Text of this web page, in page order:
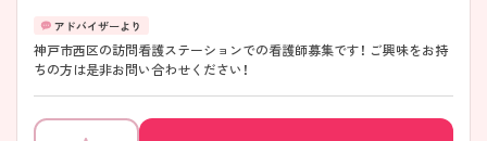
神戸市西区の訪問看護ステーションでの看護師募集です！ ご興味をお持
ちの方は是非お問い合わせください！